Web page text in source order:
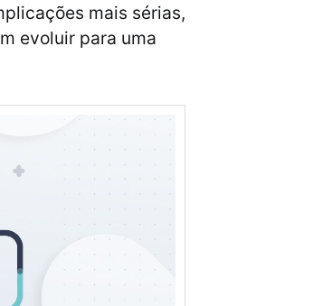
mais sérias,
evoluir para uma